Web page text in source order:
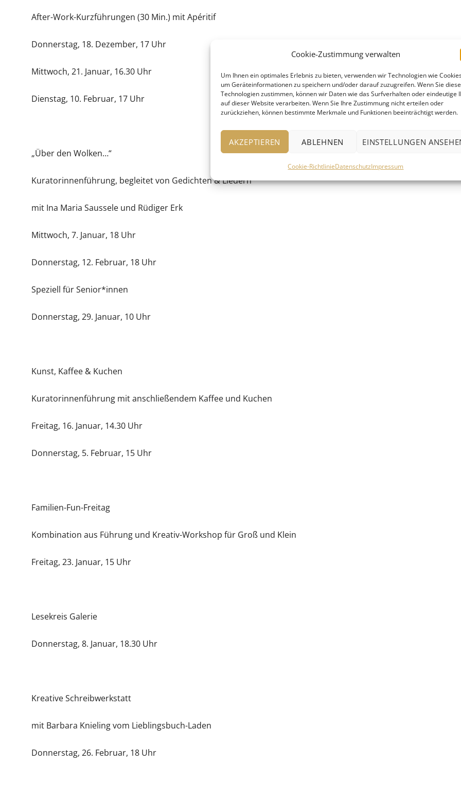
Cookie-Zustimmung verwalten
Um Ihnen ein optimales Erlebnis zu bieten, verwenden wir Technologien wie
um Geräteinformationen zu speichern und/oder darauf zuzugreifen. Wenn Sie
Technologien zustimmen, können wir Daten wie das Surfverhalten oder eindeutige
auf dieser Website verarbeiten. Wenn Sie Ihre Zustimmung nicht erteilen oder
zurückziehen, können bestimmte Merkmale und Funktionen beeinträchtigt werden.
AKZEPTIEREN ABLEHNEN EINSTELLUNGEN
Cookie-RichtlinieDatenschutzImpressum
After-Work-Kurzführungen (30 Min.) mit Apéritif
Donnerstag, 18. Dezember, 17 Uhr
Mittwoch, 21. Januar, 16.30 Uhr
Dienstag, 10. Februar, 17 Uhr
„Über den Wolken…“
Kuratorinnenführung, begleitet von Gedichten & Liedern
mit Ina Maria Saussele und Rüdiger Erk
Mittwoch, 7. Januar, 18 Uhr
Donnerstag, 12. Februar, 18 Uhr
Speziell für Senior*innen
Donnerstag, 29. Januar, 10 Uhr
Kunst, Kaffee & Kuchen
Kuratorinnenführung mit anschließendem Kaffee und Kuchen
Freitag, 16. Januar, 14.30 Uhr
Donnerstag, 5. Februar, 15 Uhr
Familien-Fun-Freitag
Kombination aus Führung und Kreativ-Workshop für Groß und Klein
Freitag, 23. Januar, 15 Uhr
Lesekreis Galerie
Donnerstag, 8. Januar, 18.30 Uhr
Kreative Schreibwerkstatt
mit Barbara Knieling vom Lieblingsbuch-Laden
Donnerstag, 26. Februar, 18 Uhr